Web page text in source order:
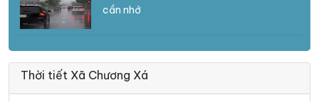
cần nhớ
Thời tiết Xã Chương Xá